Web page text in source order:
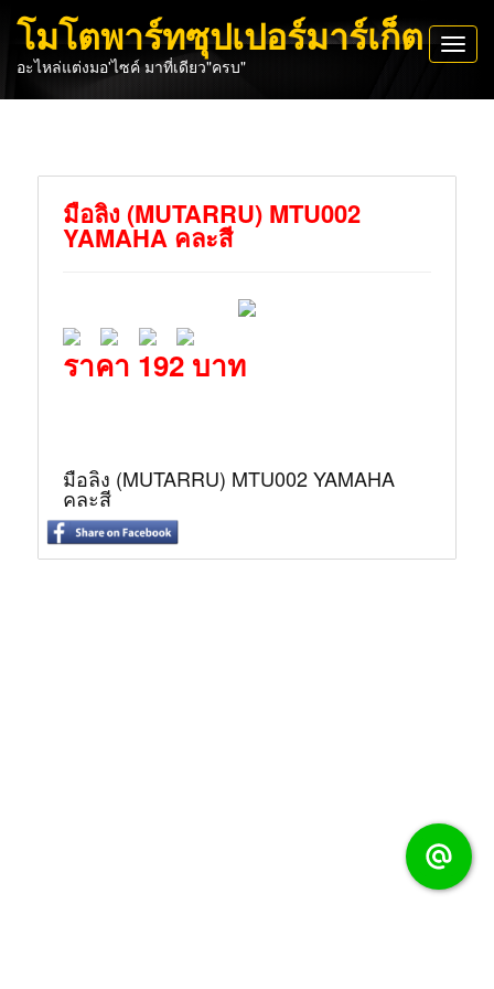
โมโตพาร์ทซุปเปอร์มาร์เก็ต
อะไหล่แต่งมอ'ไซค์ มาที่เดียว"ครบ"
มือลิง (MUTARRU) MTU002
YAMAHA คละสี
ราคา 192 บาท
มือลิง (MUTARRU) MTU002 YAMAHA
คละสี